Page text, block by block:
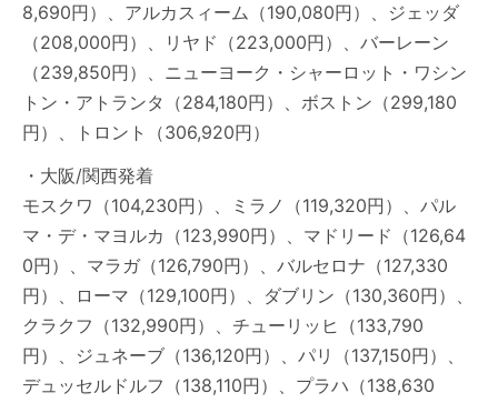
8,690円）、アルカスィーム（190,080円）、ジェッダ
（208,000円）、リヤド（223,000円）、バーレーン
（239,850円）、ニューヨーク・シャーロット・ワシン
トン・アトランタ（284,180円）、ボストン（299,180
円）、トロント（306,920円）
・大阪/関西発着
モスクワ（104,230円）、ミラノ（119,320円）、パル
マ・デ・マヨルカ（123,990円）、マドリード（126,64
0円）、マラガ（126,790円）、バルセロナ（127,330
円）、ローマ（129,100円）、ダブリン（130,360円）、
クラクフ（132,990円）、チューリッヒ（133,790
円）、ジュネーブ（136,120円）、パリ（137,150円）、
デュッセルドルフ（138,110円）、プラハ（138,630